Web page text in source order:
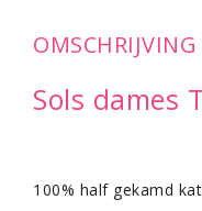
OMSCHRIJVING
Sols dames
100% half gekamd